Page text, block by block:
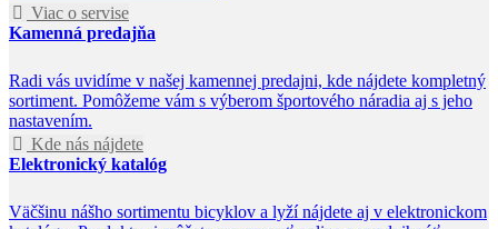
Viac o servise
Kamenná predajňa
Radi vás uvidíme v našej kamennej predajni, kde nájdete kompletný
sortiment. Pomôžeme vám s výberom športového náradia aj s jeho
nastavením.
Kde nás nájdete
Elektronický katalóg
Väčšinu nášho sortimentu bicyklov a lyží nájdete aj v elektronickom